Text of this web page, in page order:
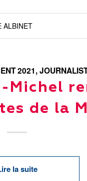
ALBINET
2021,
Michel
de la
la suite